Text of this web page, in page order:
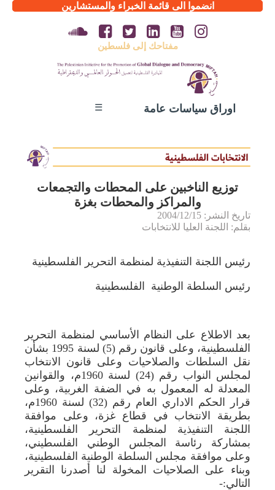
انضموا الى قائمة الخبراء والمستشارين
مفتاحك إلى فلسطين
اوراق سياسات عامة ☰
توزيع الناخبين على المحطات والتجمعات
والمراكز والمحطات بغزة
تاريخ النشر: 2004/12/15
بقلم: اللجنة العليا للانتخابات
رئيس اللجنة التنفيذية لمنظمة التحرير الفلسطينية
رئيس السلطة الوطنية الفلسطينية
بعد الاطلاع على النظام الأساسي لمنظمة التحرير
الفلسطينية، وعلى قانون رقم (5) لسنة 1995 بشأن
نقل السلطات والصلاحيات وعلى قانون الانتخاب
لمجلس النواب رقم (24) لسنة 1960م، والقوانين
المعدلة له المعمول به في الضفة الغربية، وعلى
قرار الحكم الاداري العام رقم (32) لسنة 1960م،
بطريقة الانتخاب في قطاع غزة، وعلى موافقة
اللجنة التنفيذية لمنظمة التحرير الفلسطينية،
بمشاركة رئاسة المجلس الوطني الفلسطيني،
وعلى موافقة مجلس السلطة الوطنية الفلسطينية،
وبناء على الصلاحيات المخولة لنا أصدرنا التقرير
التالي:-